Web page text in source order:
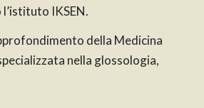
IKSEN.
della Medicina
nella glossologia,